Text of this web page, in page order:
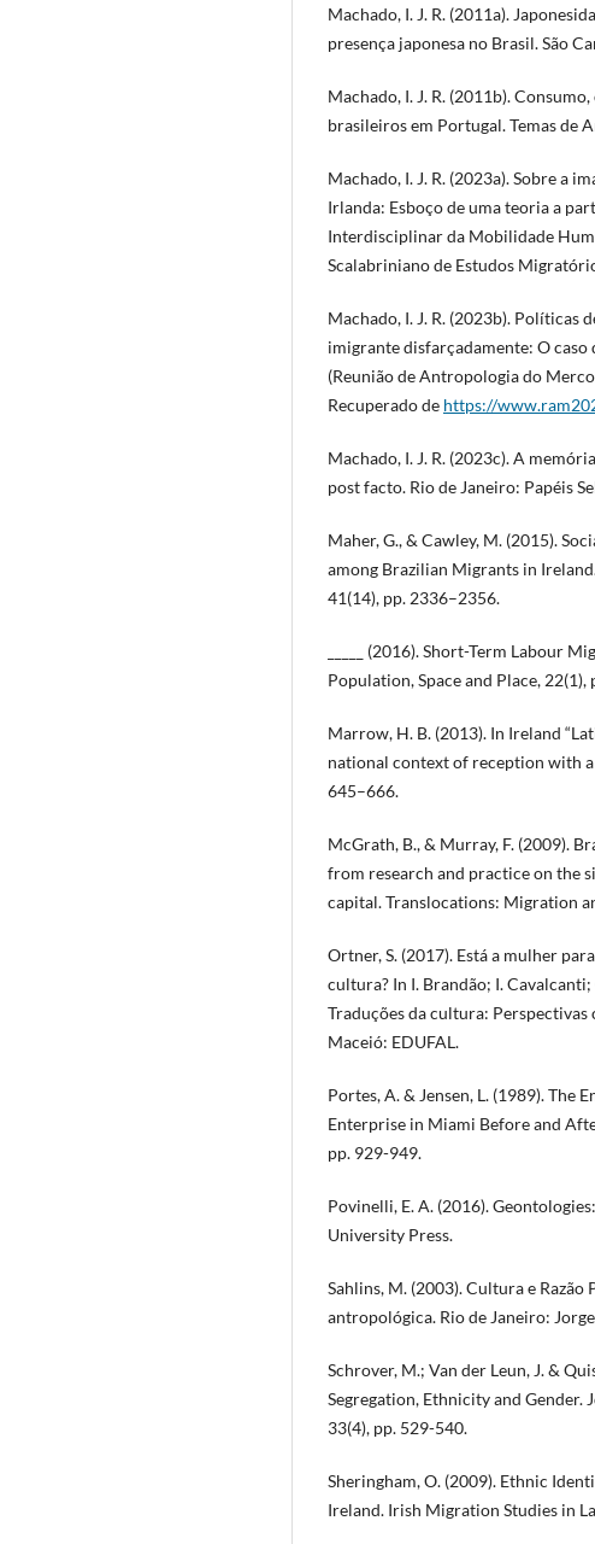
Machado, I. J. R. (2011a).
presença japonesa no Brasil. São
Machado, I. J. R. (2011b).
brasileiros em Portugal. Temas de
Machado, I. J. R. (2023a). Sobre a
Irlanda: Esboço de uma teoria a
Interdisciplinar da Mobilidade
Scalabriniano de Estudos
Machado, I. J. R. (2023b). Políticas
imigrante disfarçadamente: O
(Reunião de Antropologia do
Recuperado de https://
Machado, I. J. R. (2023c). A
post facto. Rio de Janeiro: Papéis
Maher, G., & Cawley, M. (2015).
among Brazilian Migrants in
41(14), pp. 2336–2356.
_____ (2016). Short-Term Labour
Population, Space and Place, 22(1),
Marrow, H. B. (2013). In Ireland
national context of reception with
645–666.
McGrath, B., & Murray, F. (2009).
from research and practice on the
capital. Translocations: Migration
Ortner, S. (2017). Está a mulher
cultura? In I. Brandão; I. Cavalcanti;
Traduções da cultura:
Maceió: EDUFAL.
Portes, A. & Jensen, L. (1989). The
Enterprise in Miami Before and
pp. 929-949.
Povinelli, E. A. (2016).
University Press.
Sahlins, M. (2003). Cultura e
antropológica. Rio de Janeiro:
Schrover, M.; Van der Leun, J. &
Segregation, Ethnicity and
33(4), pp. 529-540.
Sheringham, O. (2009). Ethnic
Ireland. Irish Migration Studies in